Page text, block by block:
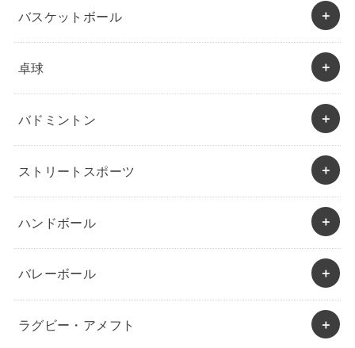
バスケットボール
卓球
バドミントン
ストリートスポーツ
ハンドボール
バレーボール
ラグビー・アメフト